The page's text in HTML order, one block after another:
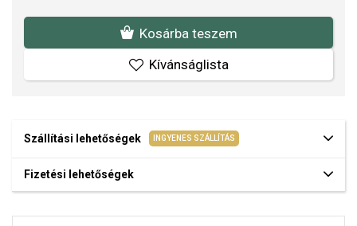
Kosárba teszem
Kívánságlista
Szállítási lehetőségek INGYENES SZÁLLÍTÁS
Fizetési lehetőségek